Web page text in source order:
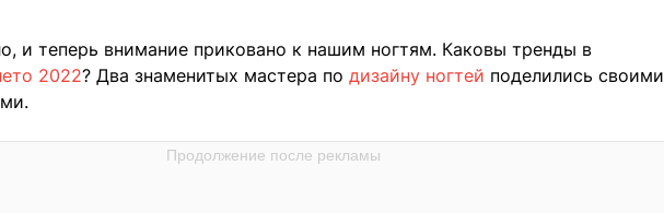
и теперь внимание приковано к нашим ногтям. Каковы тренды в
2022? Два знаменитых мастера по дизайну ногтей поделились своими